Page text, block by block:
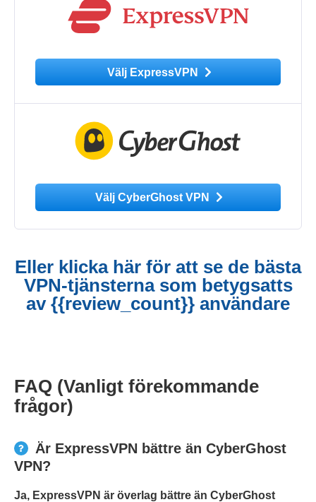
Välj ExpressVPN
Välj CyberGhost VPN
Eller klicka här för att se de bästa
VPN-tjänsterna som betygsatts
av {{review_count}} användare
FAQ (Vanligt förekommande
frågor)
Är ExpressVPN bättre än CyberGhost
VPN?
Ja, ExpressVPN är överlag bättre än CyberGhost